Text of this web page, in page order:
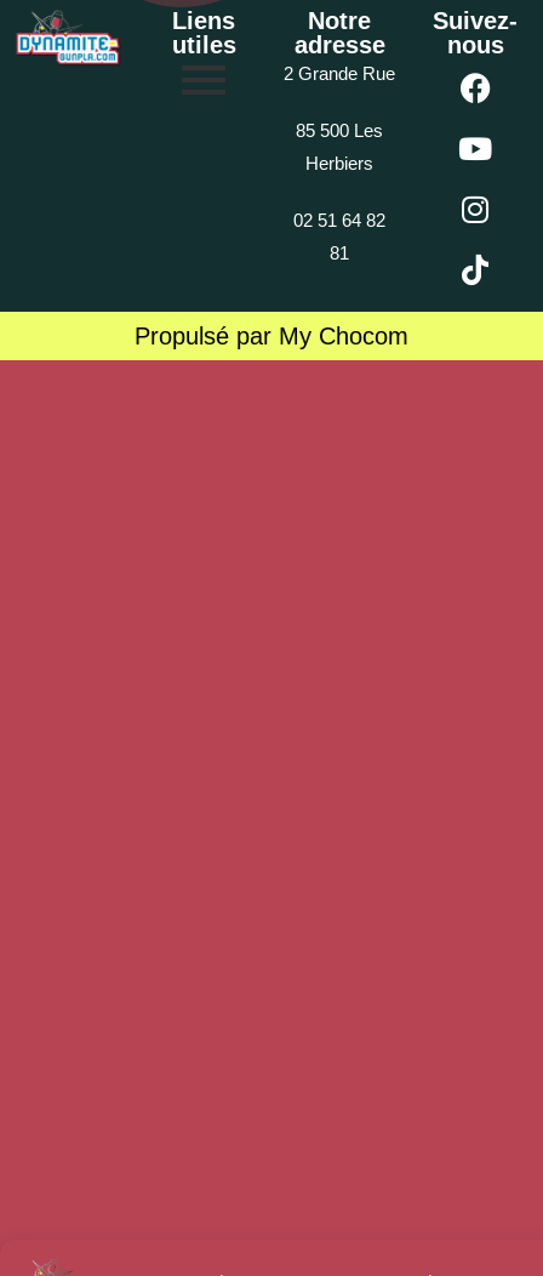
Liens
utiles
Notre
adresse
2 Grande Rue
85 500 Les
Herbiers
02 51 64 82
81
Suivez-
nous
Propulsé par My Chocom